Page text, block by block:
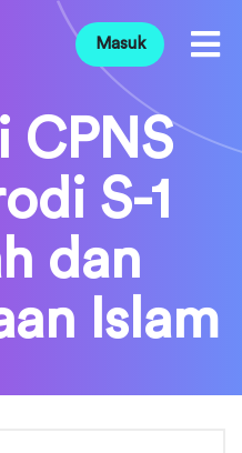
Masuk
CPNS
S-1
dan
Islam